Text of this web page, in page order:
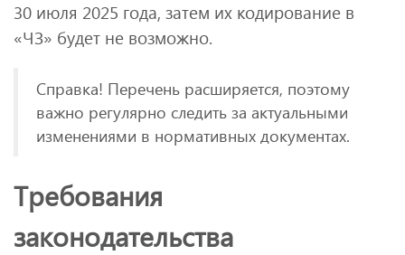
30 июля 2025 года, затем их кодирование в
«ЧЗ» будет не возможно.
Справка! Перечень расширяется, поэтому
важно регулярно следить за актуальными
изменениями в нормативных документах.
Требования
законодательства